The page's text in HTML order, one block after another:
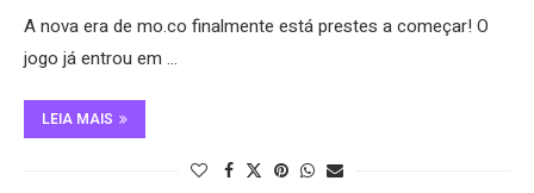
A nova era de mo.co finalmente está prestes a começar! O
jogo já entrou em …
LEIA MAIS